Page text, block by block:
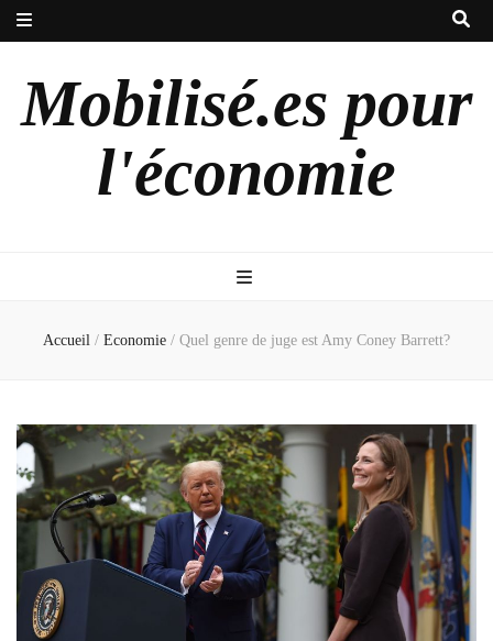
Mobilisé.es pour
l'économie
Accueil / Economie / Quel genre de juge est Amy Coney Barrett?